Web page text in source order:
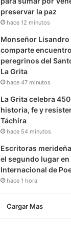
preservar la paz
hace 12 minutos
Monseñor Lisandro
comparte
peregrinos del
La Grita
hace 47 minutos
La Grita celebra
historia, fe y
Táchira
hace 54 minutos
Escritoras
el segundo lugar en
Internacional de
hace 1 hora
Cargar Mas